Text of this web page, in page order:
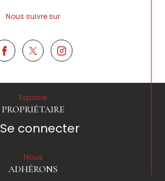
Nous suivre sur
Espace
PROPRIÉTAIRE
Se connecter
Nous
ADHÉRONS